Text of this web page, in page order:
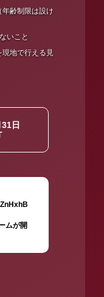
齢制限は設け
いこと
現地で行える見
日
ムが開